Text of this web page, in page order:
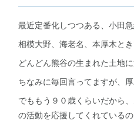
最近定番化しつつある、小田
相模大野、海老名、本厚木と
どんどん熊谷の生まれた土地
ちなみに毎回言ってますが、
でももう９０歳くらいだから
の活動を応援してくれている